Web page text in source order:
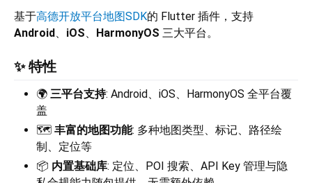
基于高德开放平台地图SDK的 Flutter 插件，支持
Android 、 iOS、 HarmonyOS 三大平台。
✨ 特性
🌍 三平台支持: Android、iOS、HarmonyOS 全平台覆
盖
🗺️ 丰富的地图功能: 多种地图类型、标记、路径绘
制、定位等
📦 内置基础库: 定位、POI 搜索、API Key 管理与隐